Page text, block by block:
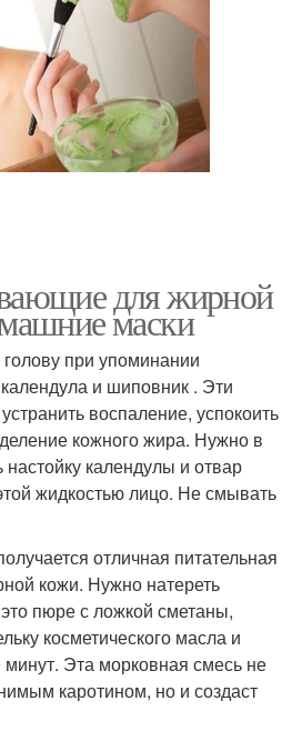
для жирной
маски
при упоминании
и шиповник . Эти
воспаление, успокоить
кожного жира. Нужно в
календулы и отвар
жидкостью лицо. Не смывать
отличная питательная
кожи. Нужно натереть
пюре с ложкой сметаны,
косметического масла и
Эта морковная смесь не
каротином, но и создаст